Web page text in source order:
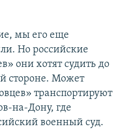
мы его еще
Но российские
они хотят судить до
стороне. Может
транспортируют
на-Дону, где
военный суд.